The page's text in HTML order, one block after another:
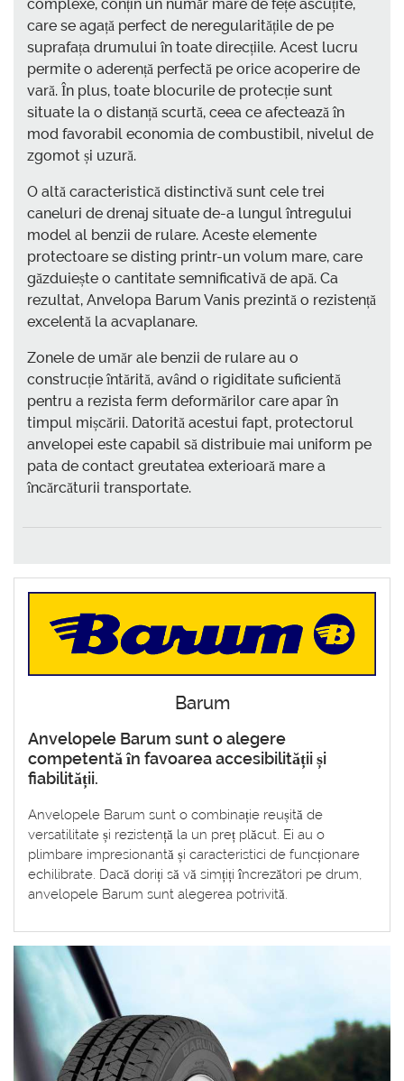
complexe, conțin un număr mare de fețe ascuțite,
care se agață perfect de neregularitățile de pe
suprafața drumului în toate direcțiile. Acest lucru
permite o aderență perfectă pe orice acoperire de
vară. În plus, toate blocurile de protecție sunt
situate la o distanță scurtă, ceea ce afectează în
mod favorabil economia de combustibil, nivelul de
zgomot și uzură.
O altă caracteristică distinctivă sunt cele trei
caneluri de drenaj situate de-a lungul întregului
model al benzii de rulare. Aceste elemente
protectoare se disting printr-un volum mare, care
găzduiește o cantitate semnificativă de apă. Ca
rezultat, Anvelopa Barum Vanis prezintă o rezistență
excelentă la acvaplanare.
Zonele de umăr ale benzii de rulare au o
construcție întărită, având o rigiditate suficientă
pentru a rezista ferm deformărilor care apar în
timpul mișcării. Datorită acestui fapt, protectorul
anvelopei este capabil să distribuie mai uniform pe
pata de contact greutatea exterioară mare a
încărcăturii transportate.
Barum
Anvelopele Barum sunt o alegere
competentă în favoarea accesibilității și
fiabilității.
Anvelopele Barum sunt o combinație reușită de
versatilitate și rezistență la un preț plăcut. Ei au o
plimbare impresionantă și caracteristici de funcționare
echilibrate. Dacă doriți să vă simțiți încrezători pe drum,
anvelopele Barum sunt alegerea potrivită.